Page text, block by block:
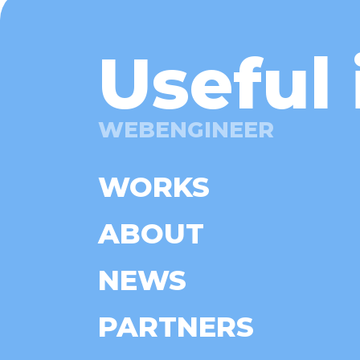
Useful
WEBENGINEER
WORKS
ABOUT
NEWS
PARTNERS